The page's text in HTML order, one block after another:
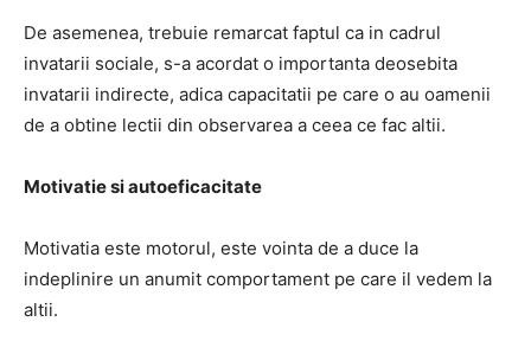
De asemenea, trebuie remarcat faptul ca in cadrul
invatarii sociale, s-a acordat o importanta deosebita
invatarii indirecte, adica capacitatii pe care o au oamenii
de a obtine lectii din observarea a ceea ce fac altii.
Motivatie si autoeficacitate
Motivatia este motorul, este vointa de a duce la
indeplinire un anumit comportament pe care il vedem la
altii.